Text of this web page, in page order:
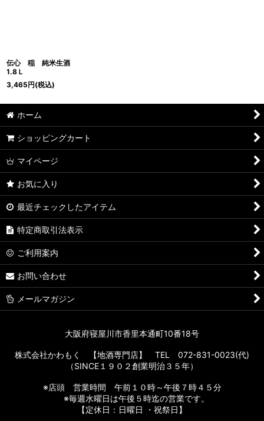
伝心 稲 純米生酒
1.8Ｌ
3,465円(税込)
ホーム
ショッピングカート
マイページ
お気に入り
最近チェックしたアイテム
特定商取引法表示
ご利用案内
お問い合わせ
メールマガジン
大阪府寝屋川市香里本通町10番18号
株式会社かわもく 【地酒専門店】 TEL 072-831-0023(代)
（SINCE１９０２創業明治３５年）
※店頭 営業時間 午前１０時～午後７時４５分
※毎週水曜日は午後５時迄の営業です。
【定休日：日曜日 ・祝祭日】